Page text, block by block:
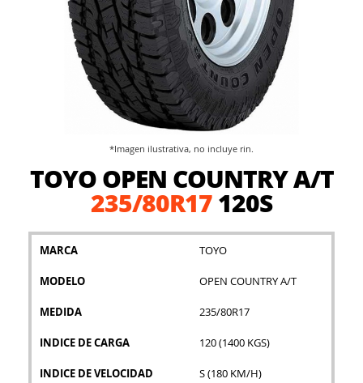
TOYO OPEN COUNTRY A/T
235/80R17120S
MARCA TOYO
MODELO OPEN COUNTRY A/T
MEDIDA 235/80R17
INDICE DE CARGA 120 (1400 KGS)
INDICE DE VELOCIDAD S (180 KM/H)
*Imagen ilustrativa, no incluye rin.
galería
imágenes